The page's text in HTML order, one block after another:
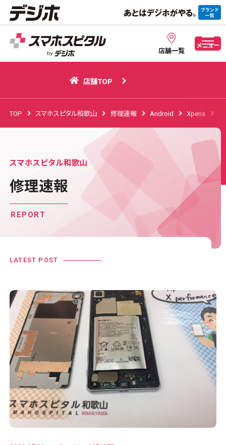
店舗一覧
メニュー
店舗TOP
TOP スマホスピタル和歌山 修理速報 Android Xperia
スマホスピタル和歌山
修理速報
REPORT
LATEST POST